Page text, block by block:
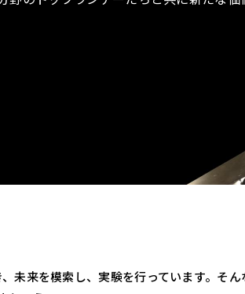
未来を模索し、実験を行っています。そ